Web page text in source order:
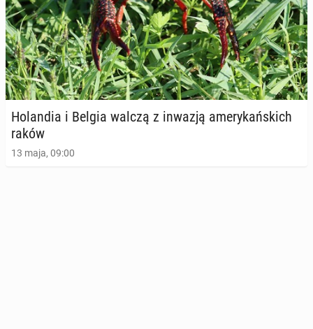
Ho­lan­dia i Belgia walczą z inwazją ame­ry­kań­skich
raków
13 maja, 09:00